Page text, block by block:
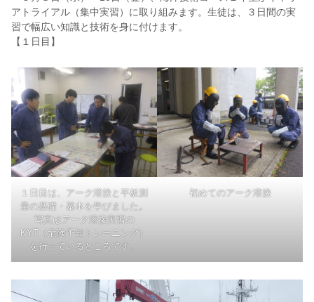
アトライアル（集中実習）に取り組みます。生徒は、３日間の実
習で幅広い知識と技術を身に付けます。
【１日目】
１日目は、アーク溶接と平板測
量の基礎・基本を学びました。
写真はアーク溶接実習の
KYT（危険予知トレーニング）
を行っているところです。
初めてのアーク溶接